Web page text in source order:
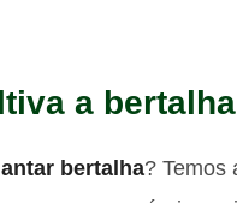
a
bertalha? Temos